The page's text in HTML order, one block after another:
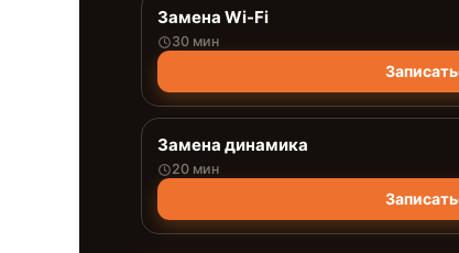
Замена Wi-Fi
30 мин
Замена динамика
20 мин